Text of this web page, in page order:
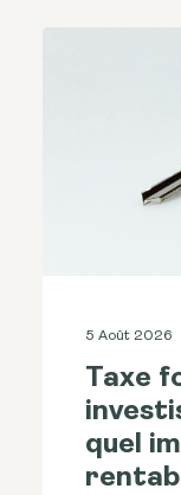
5 Août 2026
Taxe
quel